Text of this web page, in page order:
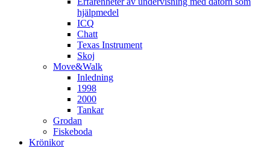
hjälpmedel
ICQ
Chatt
Texas Instrument
Skoj
Move&Walk
Inledning
1998
2000
Tankar
Grodan
Fiskeboda
Krönikor